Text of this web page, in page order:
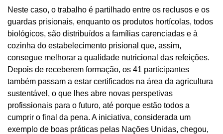
Neste caso, o trabalho é partilhado entre os reclusos e os
guardas prisionais, enquanto os produtos hortícolas, todos
biológicos, são distribuídos a famílias carenciadas e à
cozinha do estabelecimento prisional que, assim,
consegue melhorar a qualidade nutricional das refeições.
Depois de receberem formação, os 41 participantes
também passam a estar certificados na área da agricultura
sustentável, o que lhes abre novas perspetivas
profissionais para o futuro, até porque estão todos a
cumprir o final da pena. A iniciativa, considerada um
exemplo de boas práticas pelas Nações Unidas, chegou,